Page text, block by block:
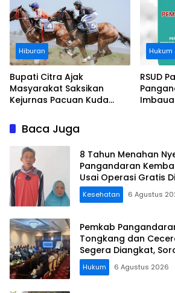
Hiburan
Bupati Citra Ajak
Masyarakat Saksikan
Kejurnas Pacuan Kuda
Legokjawa
Hukum
RSUD
Baca Juga
8 Tahun Menahan
Pangandaran
Usai Operasi Gratis
Kesehatan 6 Agustus
Pemkab
Tongkang dan
Segera Diangkat,
Koordinasi
Hukum 6 Agustus 2026